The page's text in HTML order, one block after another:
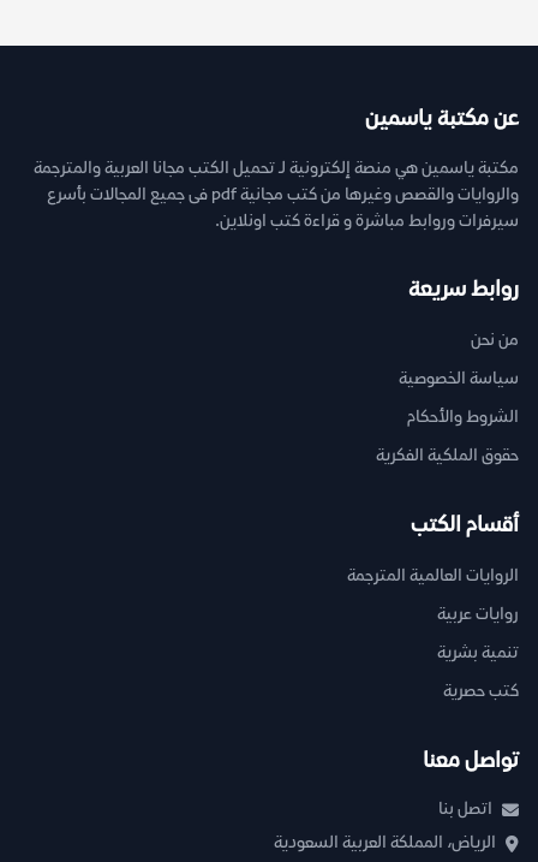
عن مكتبة ياسمين
مكتبة ياسمين هي منصة إلكترونية لـ تحميل الكتب مجانا العربية والمترجمة
والروايات والقصص وغيرها من كتب مجانية pdf فى جميع المجالات بأسرع
سيرفرات وروابط مباشرة و قراءة كتب اونلاين.
روابط سريعة
من نحن
سياسة الخصوصية
الشروط والأحكام
حقوق الملكية الفكرية
أقسام الكتب
الروايات العالمية المترجمة
روايات عربية
تنمية بشرية
كتب حصرية
تواصل معنا
اتصل بنا
الرياض، المملكة العربية السعودية